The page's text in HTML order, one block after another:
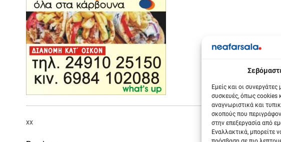
Σεβόμαστε την
Εμείς και οι
συσκευές, όπως cookies
αναγνωριστικά και
σκοπούς που
στην επεξεργασία από
Εναλλακτικά, μπορείτε
xx